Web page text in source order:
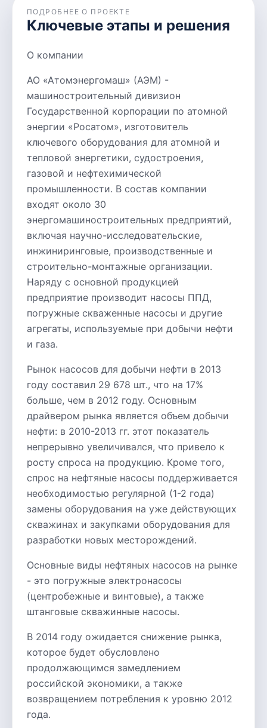
ПОДРОБНЕЕ О ПРОЕКТЕ
Ключевые этапы и решения
О компании
АО «Атомэнергомаш» (АЭМ) -
машиностроительный дивизион
Государственной корпорации по атомной
энергии «Росатом», изготовитель
ключевого оборудования для атомной и
тепловой энергетики, судостроения,
газовой и нефтехимической
промышленности. В состав компании
входят около 30
энергомашиностроительных предприятий,
включая научно-исследовательские,
инжиниринговые, производственные и
строительно-монтажные организации.
Наряду с основной продукцией
предприятие производит насосы ППД,
погружные скваженные насосы и другие
агрегаты, используемые при добычи нефти
и газа.
Рынок насосов для добычи нефти в 2013
году составил 29 678 шт., что на 17%
больше, чем в 2012 году. Основным
драйвером рынка является объем добычи
нефти: в 2010-2013 гг. этот показатель
непрерывно увеличивался, что привело к
росту спроса на продукцию. Кроме того,
спрос на нефтяные насосы поддерживается
необходимостью регулярной (1-2 года)
замены оборудования на уже действующих
скважинах и закупками оборудования для
разработки новых месторождений.
Основные виды нефтяных насосов на рынке
- это погружные электронасосы
(центробежные и винтовые), а также
штанговые скважинные насосы.
В 2014 году ожидается снижение рынка,
которое будет обусловлено
продолжающимся замедлением
российской экономики, а также
возвращением потребления к уровню 2012
года.